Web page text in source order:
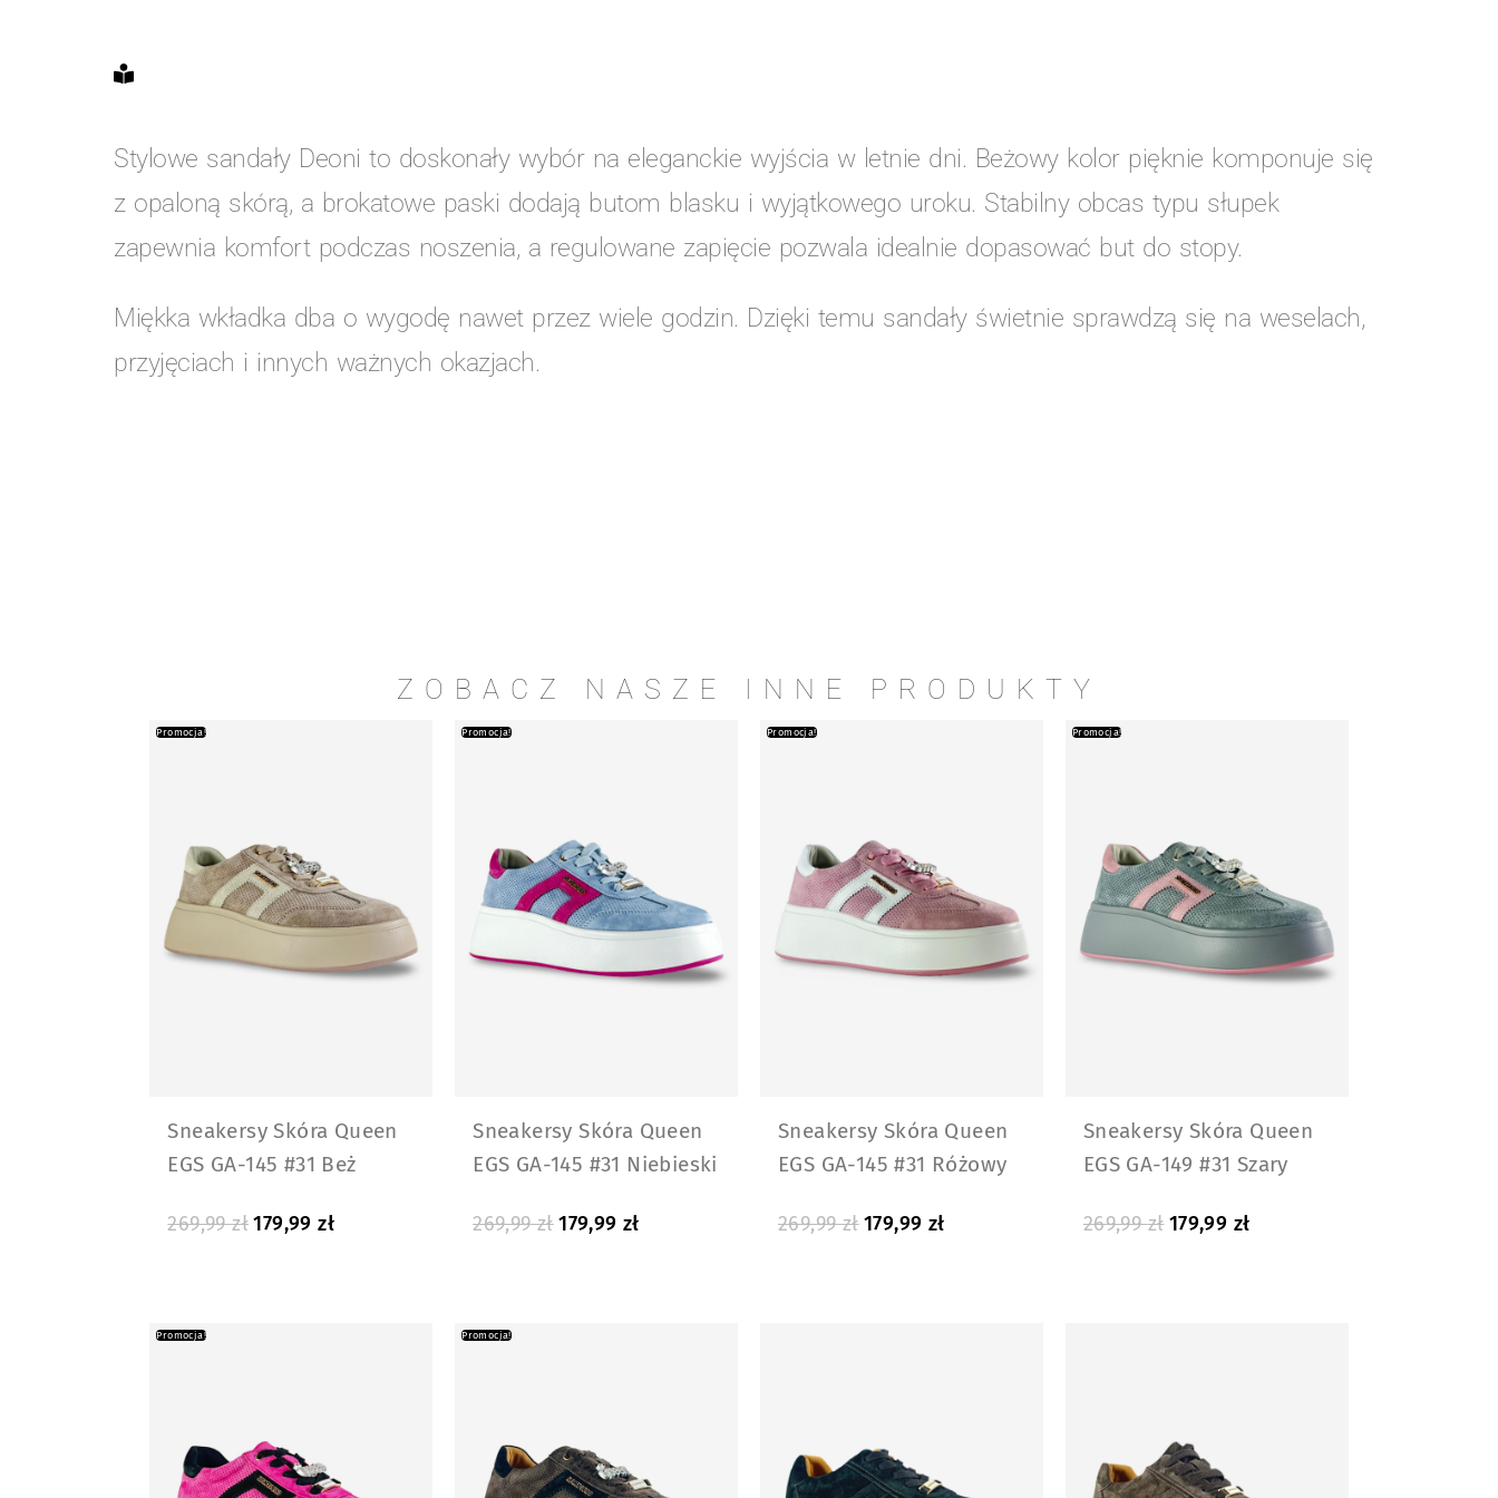
Stylowe sandały Deoni to doskonały wybór na eleganckie wyjścia w letnie dni. Beżowy kolor pięknie komponuje się
z opaloną skórą, a brokatowe paski dodają butom blasku i wyjątkowego uroku. Stabilny obcas typu słupek
zapewnia komfort podczas noszenia, a regulowane zapięcie pozwala idealnie dopasować but do stopy.
Miękka wkładka dba o wygodę nawet przez wiele godzin. Dzięki temu sandały świetnie sprawdzą się na weselach,
przyjęciach i innych ważnych okazjach.
ZOBACZ NASZE INNE PRODUKTY
Promocja!
Sneakersy Skóra Queen
EGS GA-145 #31 Beż
269,99zł 179,99zł
Promocja!
Sneakersy Skóra Queen
EGS GA-145 #31 Niebieski
269,99zł 179,99zł
Promocja!
Sneakersy Skóra Queen
EGS GA-145 #31 Różowy
269,99zł 179,99 zł
Promocja!
Sneakersy Skóra Queen
EGS GA-149 #31 Szary
269,99zł 179,99 zł
Promocja! Promocja!